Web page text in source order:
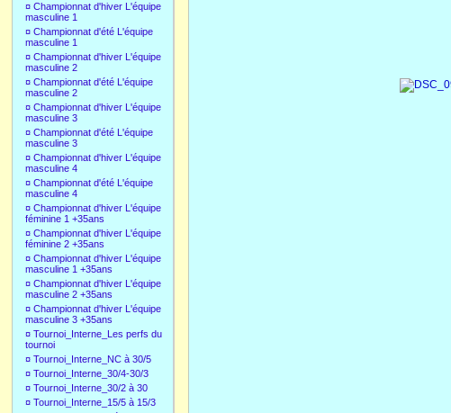
¤ Championnat d'hiver L'équipe
masculine 1
¤ Championnat d'été L'équipe
masculine 1
¤ Championnat d'hiver L'équipe
masculine 2
¤ Championnat d'été L'équipe
masculine 2
¤ Championnat d'hiver L'équipe
masculine 3
¤ Championnat d'été L'équipe
masculine 3
¤ Championnat d'hiver L'équipe
masculine 4
¤ Championnat d'été L'équipe
masculine 4
¤ Championnat d'hiver L'équipe
féminine 1 +35ans
¤ Championnat d'hiver L'équipe
féminine 2 +35ans
¤ Championnat d'hiver L'équipe
masculine 1 +35ans
¤ Championnat d'hiver L'équipe
masculine 2 +35ans
¤ Championnat d'hiver L'équipe
masculine 3 +35ans
¤ Tournoi_Interne_Les perfs du
tournoi
¤ Tournoi_Interne_NC à 30/5
¤ Tournoi_Interne_30/4-30/3
¤ Tournoi_Interne_30/2 à 30
¤ Tournoi_Interne_15/5 à 15/3